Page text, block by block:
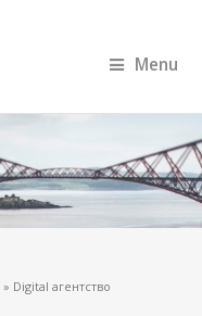
Menu
» Digital агентство